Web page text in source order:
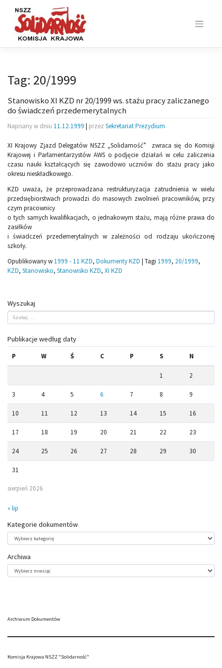
content
Tag: 20/1999
Stanowisko XI KZD nr 20/1999 ws. stażu pracy zaliczanego
do świadczeń przedemerytalnych
Napisany w dniu 11.12.1999 | przez Sekretariat Prezydium
XI Krajowy Zjazd Delegatów NSZZ „Solidarność” zwraca się do Komisji
Krajowej i Parlamentarzystów AWS o podjęcie działań w celu zaliczenia
czasu nauki kształcących się zawodowo uczniów do stażu pracy jako
okresu nieskładkowego.
KZD uważa, że przeprowadzana restrukturyzacja zatrudnienia w wielu
przedsiębiorstwach prowadzi do masowych zwolnień pracowników, przy
czym pracownicy
o tych samych kwalifikacjach, o jednakowym stażu, mają różne prawa do
zasiłków
i świadczeń przedemerytalnych w zależności od rodzaju ukończonej
szkoły.
Opublikowany w 1999 - 11 KZD, Dokumenty KZD | Tagi 1999, 20/1999,
KZD, Stanowisko, Stanowisko KZD, XI KZD
Wyszukaj
Publikacje według daty
sierpień 2026
P W Ś C P S N
1 2
3 4 5 6 7 8 9
10 11 12 13 14 15 16
17 18 19 20 21 22 23
24 25 26 27 28 29 30
31
« lip
Kategorie dokumentów
dokumentów
Archiwa
Archiwum Dokumentów
Komisja Krajowa NSZZ "Solidarność"